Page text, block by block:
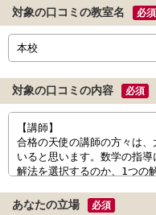
対象の口コミの教室名 必須
対象の口コミの内容 必須
あなたの立場 必須